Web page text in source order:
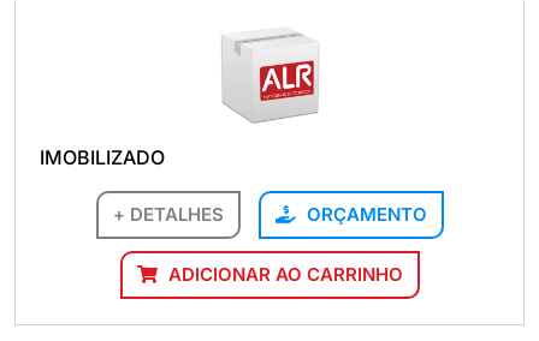
IMOBILIZADO
+ DETALHES ORÇAMENTO
ADICIONAR AO CARRINHO